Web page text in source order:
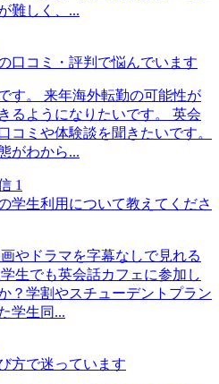
難しく、...
口コミ・評判で悩んでいます
す。 来年海外転勤の可能性が
るようになりたいです。 英会
コミや体験談を聞きたいです。
がわから...
1
学生利用について教えてくださ
やドラマを字幕なしで見れる
生でも英会話カフェに参加し
？学割やスチューデントプラン
学生同...
方で迷っています